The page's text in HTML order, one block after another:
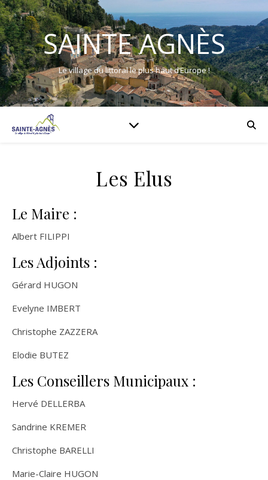
SAINTE AGNÈS
Le village du littoral le plus haut d’Europe !
Les Elus
Le Maire :
Albert FILIPPI
Les Adjoints :
Gérard HUGON
Evelyne IMBERT
Christophe ZAZZERA
Elodie BUTEZ
Les Conseillers Municipaux :
Hervé DELLERBA
Sandrine KREMER
Christophe BARELLI
Marie-Claire HUGON